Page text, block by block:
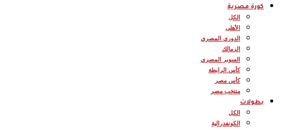
كورة مصرية
الكل
الأهلى
الدوري المصري
الزمالك
السوبر المصري
كأس الرابطة
كأس مصر
منتخب مصر
بطولات
الكل
الكونفدرالية